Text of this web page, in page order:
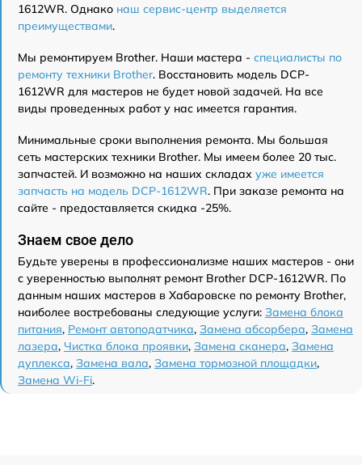
1612WR. Однако наш сервис-центр выделяется
преимуществами.
Мы ремонтируем Brother. Наши мастера - специалисты по
ремонту техники Brother. Восстановить модель DCP-
1612WR для мастеров не будет новой задачей. На все
виды проведенных работ у нас имеется гарантия.
Минимальные сроки выполнения ремонта. Мы большая
сеть мастерских техники Brother. Мы имеем более 20 тыс.
запчастей. И возможно на наших складах уже имеется
запчасть на модель DCP-1612WR. При заказе ремонта на
сайте - предоставляется скидка -25%.
Знаем свое дело
Будьте уверены в профессионализме наших мастеров - они
с уверенностью выполнят ремонт Brother DCP-1612WR. По
данным наших мастеров в Хабаровске по ремонту Brother,
наиболее востребованы следующие услуги: Замена блока
питания, Ремонт автоподатчика, Замена абсорбера, Замена
лазера, Чистка блока проявки, Замена сканера, Замена
дуплекса, Замена вала, Замена тормозной площадки,
Замена Wi-Fi.